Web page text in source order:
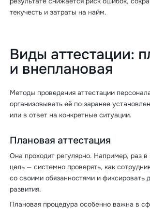
текучесть и затраты на найм.
Виды аттестации:
и внеплановая
Методы проведения аттестации
организовывать её по заранее
или в ответ на конкретные ситуации.
Плановая аттестация
Она проходит регулярно. Например, раз
цель — системно проверять, как
со своими обязанностями и фиксировать
развития.
Плановая процедура особенно важна в